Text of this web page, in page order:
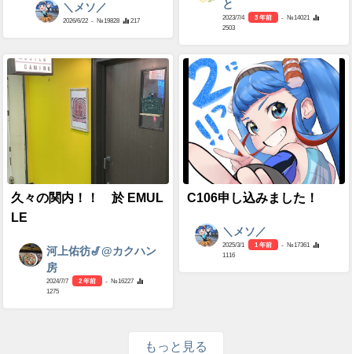
＼メソ／
2026/6/22 - №19828 217
と
2023/7/4 3 年前
- №14021
2503
久々の関内！！ 於 EMUL
LE
河上佑彷🎷@カクハン
房
2024/7/7 2 年前
- №16227
1275
C106申し込みました！
＼メソ／
2025/3/1 1 年前
- №17361
1116
もっと見る